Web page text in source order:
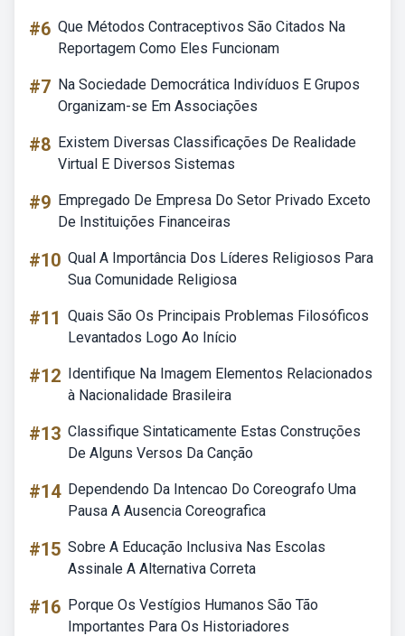
#6 Que Métodos Contraceptivos São Citados Na
Reportagem Como Eles Funcionam
#7 Na Sociedade Democrática Indivíduos E Grupos
Organizam-se Em Associações
#8 Existem Diversas Classificações De Realidade
Virtual E Diversos Sistemas
#9 Empregado De Empresa Do Setor Privado Exceto
De Instituições Financeiras
#10 Qual A Importância Dos Líderes Religiosos Para
Sua Comunidade Religiosa
#11 Quais São Os Principais Problemas Filosóficos
Levantados Logo Ao Início
#12 Identifique Na Imagem Elementos Relacionados
à Nacionalidade Brasileira
#13 Classifique Sintaticamente Estas Construções
De Alguns Versos Da Canção
#14 Dependendo Da Intencao Do Coreografo Uma
Pausa A Ausencia Coreografica
#15 Sobre A Educação Inclusiva Nas Escolas
Assinale A Alternativa Correta
#16 Porque Os Vestígios Humanos São Tão
Importantes Para Os Historiadores